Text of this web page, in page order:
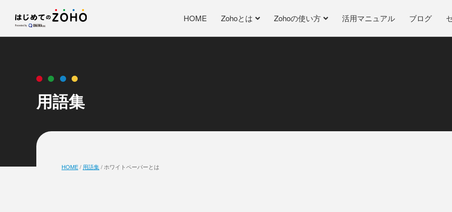
HOME Zohoとは Zohoの使い方 活用マニュアル ブログ
用語集
HOME/ 用語集/ ホワイトペーパーとは